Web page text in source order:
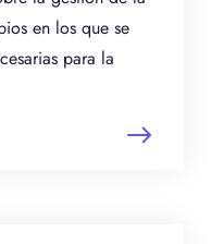
en los que se
para la